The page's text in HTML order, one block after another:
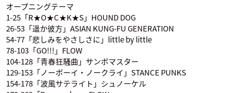
オープニングテーマ
1-25「R★O★C★K★S」HOUND DOG
26-53「遥か彼方」ASIAN KUNG-FU GENERATION
54-77「悲しみをやさしさに」little by little
78-103「GO!!!」FLOW
104-128「青春狂騒曲」サンボマスター
129-153「ノーボーイ・ノークライ」STANCE PUNKS
154-178「波風サテライト」シュノーケル